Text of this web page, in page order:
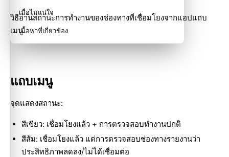
วิธีอ่านสถานะการทำงานของช่องทางที่เชื่อมโยงจากแอปแถบ
เมนู
แถบเมนู
จุดแสดงสถานะ:
สีเขียว: เชื่อมโยงแล้ว + การตรวจสอบทำงานปกติ
สีส้ม: เชื่อมโยงแล้ว แต่การตรวจสอบช่องทางรายงานว่า
ประสิทธิภาพลดลง/ไม่ได้เชื่อมต่อ
เมื่อไม่แน่ใจ
เนื้อหาที่เกี่ยวข้อง